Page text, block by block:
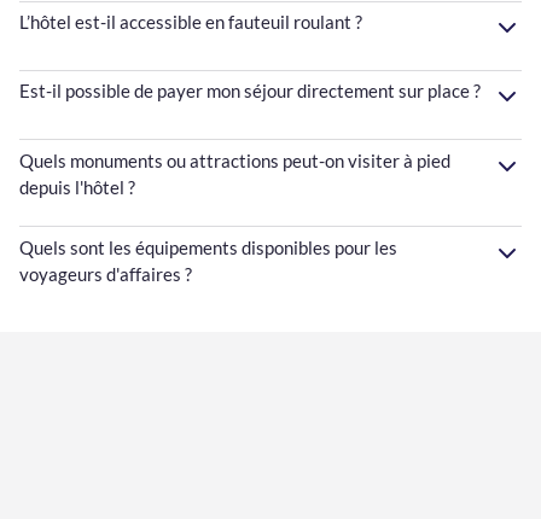
L’hôtel est-il accessible en fauteuil roulant ?
Est-il possible de payer mon séjour directement sur place ?
Quels monuments ou attractions peut-on visiter à pied
depuis l'hôtel ?
Quels sont les équipements disponibles pour les
voyageurs d'affaires ?